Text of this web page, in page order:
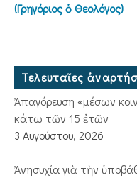
(Γρηγόριος ὁ Θεολόγος)
Τελευταῖες
Ἀπαγόρευση «μέσων
κάτω τῶν 15 ἐτῶν
3 Αυγούστου, 2026
Ἀνησυχία γιὰ τὴν